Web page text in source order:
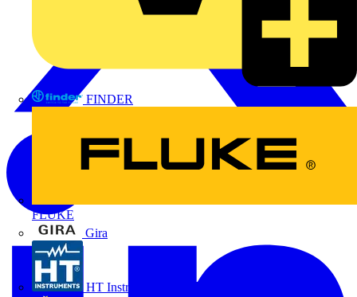
FINDER
FLUKE
Gira
HT Instruments GmbH